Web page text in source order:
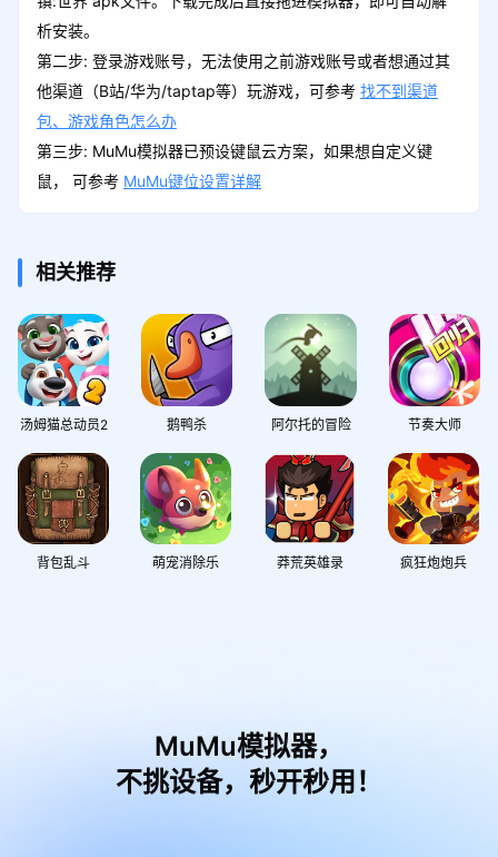
析安装。
第二步: 登录游戏账号，无法使用之前游戏账号或者想通过其
他渠道（B站/华为/taptap等）玩游戏，可参考 找不到渠道
包、游戏角色怎么办
第三步: MuMu模拟器已预设键鼠云方案，如果想自定义键
鼠， 可参考 MuMu键位设置详解
相关推荐
汤姆猫总动员2 鹅鸭杀 阿尔托的冒险 节奏大师
背包乱斗 萌宠消除乐 莽荒英雄录 疯狂炮炮兵
MuMu模拟器，
不挑设备，秒开秒用！